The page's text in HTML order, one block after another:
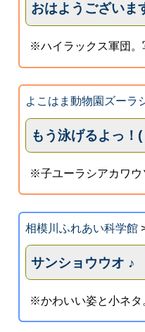
おはようござい
※ハイラックス軍団。
よこはま動物園ズーラ
もう泳げるよっ！
※子ユーラシアカワウ
相模川ふれあい科学館
サンショウウオ ♪
※かわいい姿と小ネタ